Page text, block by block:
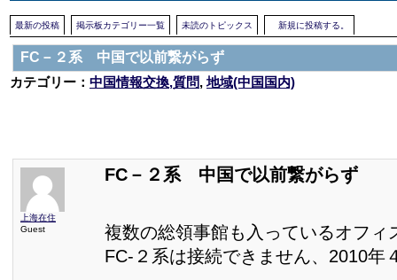
最新の投稿 掲示板カテゴリー一覧 未読のトピックス 新規に投稿する。
FC－２系 中国で以前繋がらず
カテゴリー： 中国情報交換,質問,地域(中国国内)
上海在住
Guest
FC－２系 中国で以前繋がらず
複数の総領事館も入っているオフィ
FC-２系は接続できません、2010年